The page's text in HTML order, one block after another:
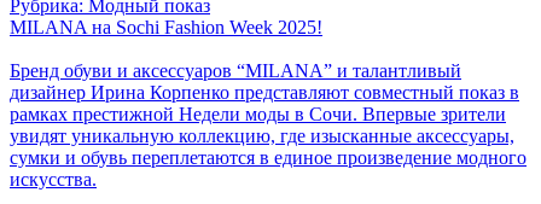
Рубрика: Модный показ
MILANA на Sochi Fashion Week 2025!
Бренд обуви и аксессуаров “MILANA” и талантливый
дизайнер Ирина Корпенко представляют совместный показ в
рамках престижной Недели моды в Сочи. Впервые зрители
увидят уникальную коллекцию, где изысканные аксессуары,
сумки и обувь переплетаются в единое произведение модного
искусства.